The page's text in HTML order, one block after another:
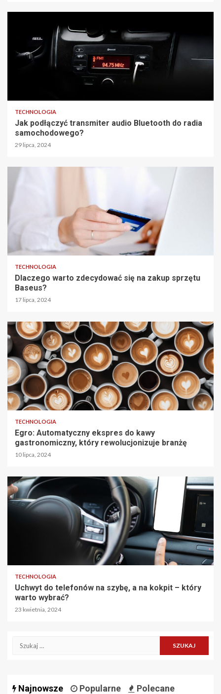
TECHNOLOGIA
Jak podłączyć transmiter audio Bluetooth do radia
samochodowego?
29 lipca, 2024
TECHNOLOGIA
Dlaczego warto zdecydować się na zakup sprzętu
Baseus?
17 lipca, 2024
TECHNOLOGIA
Egro: Automatyczny ekspres do kawy
gastronomiczny, który rewolucjonizuje branżę
10 lipca, 2024
TECHNOLOGIA
Uchwyt do telefonów na szybę, a na kokpit – który
warto wybrać?
23 kwietnia, 2024
Szukaj:
Najnowsze Popularne Polecane